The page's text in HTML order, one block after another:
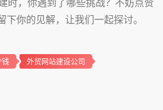
你的见解，让我们一起探讨。
外贸网站建设公司